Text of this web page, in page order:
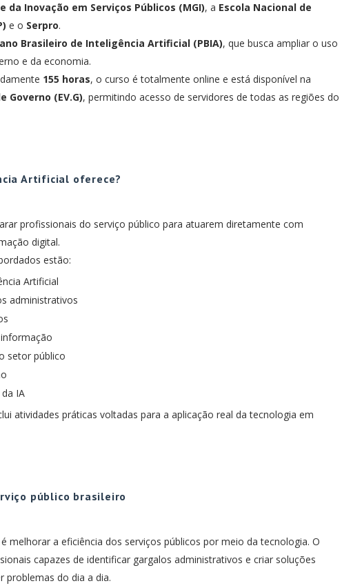
da Inovação em Serviços Públicos (MGI), a Escola Nacional de
e o Serpro.
Brasileiro de Inteligência Artificial (PBIA), que busca ampliar o uso
e da economia.
155 horas, o curso é totalmente online e está disponível na
Governo (EV.G), permitindo acesso de servidores de todas as regiões do
Artificial oferece?
profissionais do serviço público para atuarem diretamente com
digital.
estão:
Artificial
administrativos
setor público
IA
atividades práticas voltadas para a aplicação real da tecnologia em
público brasileiro
melhorar a eficiência dos serviços públicos por meio da tecnologia. O
capazes de identificar gargalos administrativos e criar soluções
problemas do dia a dia.